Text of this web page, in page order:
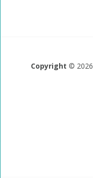
Copyright © 2026